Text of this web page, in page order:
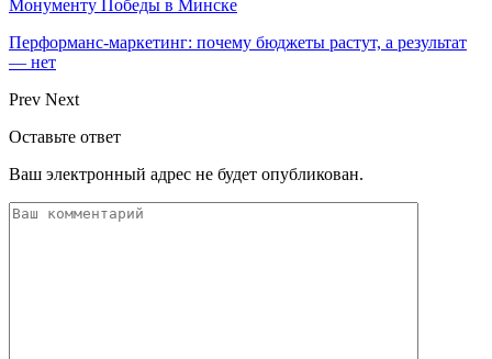
Монументу Победы в Минске
Перформанс-маркетинг: почему бюджеты растут, а результат
— нет
Prev Next
Оставьте ответ
Ваш электронный адрес не будет опубликован.